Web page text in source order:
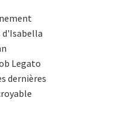
d'Isabella
Legato
dernières